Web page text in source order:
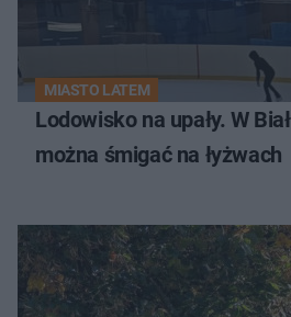
MIASTO LATEM
Lodowisko na upały. W
można śmigać na łyżwach